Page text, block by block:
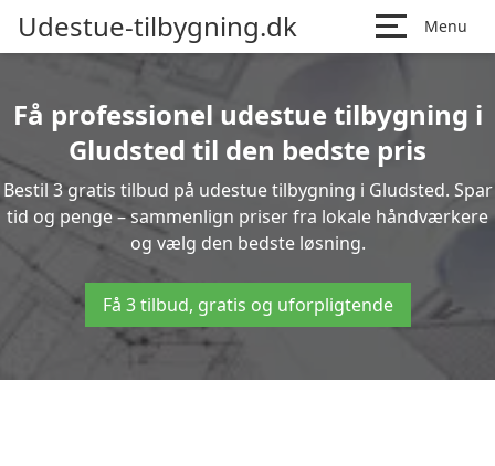
Udestue-tilbygning.dk Menu
Få professionel udestue tilbygning i
Gludsted til den bedste pris
Bestil 3 gratis tilbud på udestue tilbygning i Gludsted. Spar
tid og penge – sammenlign priser fra lokale håndværkere
og vælg den bedste løsning.
Få 3 tilbud, gratis og uforpligtende